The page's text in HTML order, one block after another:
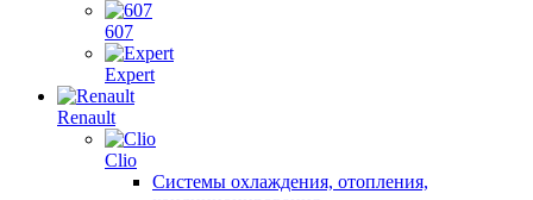
607
Expert
Renault
Clio
Системы охлаждения, отопления,